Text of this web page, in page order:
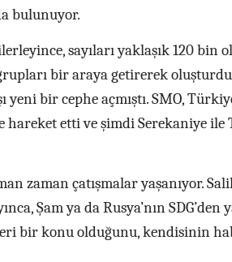
bulunuyor.
sayıları yaklaşık 120 bin
bir araya getirerek
bir cephe açmıştı. SMO,
hareket etti ve şimdi Serekaniye ile
zaman çatışmalar yaşanıyor.
Şam ya da Rusya’nın SDG’den
bir konu olduğunu, kendisinin